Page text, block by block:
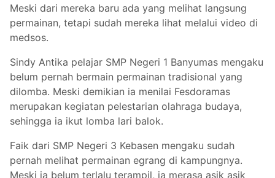
Meski dari mereka baru ada yang melihat langsung
permainan, tetapi sudah mereka lihat melalui video di
medsos.
Sindy Antika pelajar SMP Negeri 1 Banyumas mengaku
belum pernah bermain permainan tradisional yang
dilomba. Meski demikian ia menilai Fesdoramas
merupakan kegiatan pelestarian olahraga budaya,
sehingga ia ikut lomba lari balok.
Faik dari SMP Negeri 3 Kebasen mengaku sudah
pernah melihat permainan egrang di kampungnya.
Meski ia belum terlalu terampil, ia merasa asik asik